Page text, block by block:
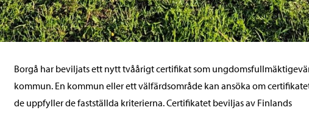
Borgå har beviljats ett nytt tvåårigt certifikat som
kommun. En kommun eller ett välfärdsområde kan ansöka om
de uppfyller de fastställda kriterierna. Certifikatet beviljas av Finlands